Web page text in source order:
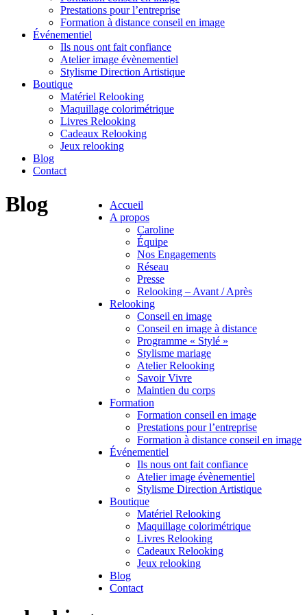
Prestations pour l’entreprise
Formation à distance conseil en image
Événementiel
Ils nous ont fait confiance
Atelier image évènementiel
Stylisme Direction Artistique
Boutique
Matériel Relooking
Maquillage colorimétrique
Livres Relooking
Cadeaux Relooking
Jeux relooking
Blog
Contact
Accueil
A propos
Caroline
Équipe
Nos Engagements
Réseau
Presse
Relooking – Avant / Après
Relooking
Conseil en image
Conseil en image à distance
Programme « Stylé »
Stylisme mariage
Atelier Relooking
Savoir Vivre
Maintien du corps
Formation
Formation conseil en image
Prestations pour l’entreprise
Formation à distance conseil en image
Événementiel
Ils nous ont fait confiance
Atelier image évènementiel
Stylisme Direction Artistique
Boutique
Matériel Relooking
Maquillage colorimétrique
Livres Relooking
Cadeaux Relooking
Jeux relooking
Blog
Contact
Blog